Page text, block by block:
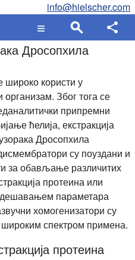
info@hielscher.com
Дросопхила
широко користи у
Због тога се
припремни
ћелија, екстракција
Дросопхила
су поуздани и
за обављање различитих
протеина или
параметара
хомогенизатори су
спектром примена.
протеина